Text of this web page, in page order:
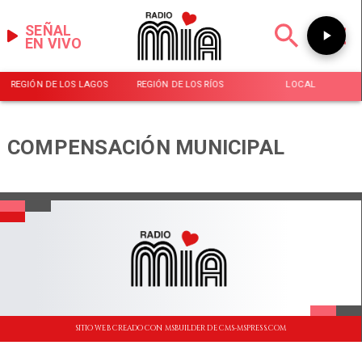
EN VIVO
SEÑAL
REGIÓN DE LOS LAGOS REGIÓN DE LOS RÍOS LOCAL
COMPENSACIÓN MUNICIPAL
SITIO WEB CREADO CON MSBUILDER DE CMS-MSPRESS.COM